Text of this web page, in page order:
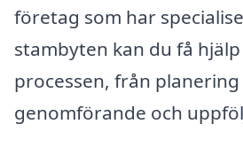
företag som har
stambyten kan du få
processen, från
genomförande och